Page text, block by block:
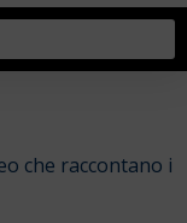
che raccontano i